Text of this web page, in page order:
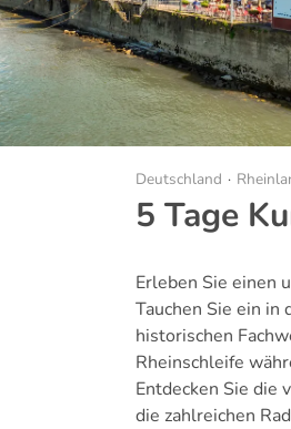
Hotel&
Deutschland
5 Tage
Erleben Sie einen
Tauchen Sie ein in
historischen
Rheinschleife
Entdecken Sie die
die zahlreichen